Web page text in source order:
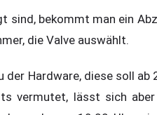
sind, bekommt man ein
die Valve auswählt.
Hardware, diese soll ab
vermutet, lässt sich